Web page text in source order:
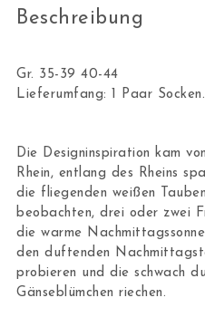
Beschreibung
Gr. 35-39 40-44
Lieferumfang: 1 Paar Socken.
Die Designinspiration kam
Rhein, entlang des Rheins
die fliegenden weißen Tauben
beobachten, drei oder zwei
die warme
den duftenden
probieren und die schwach
Gänseblümchen riechen.